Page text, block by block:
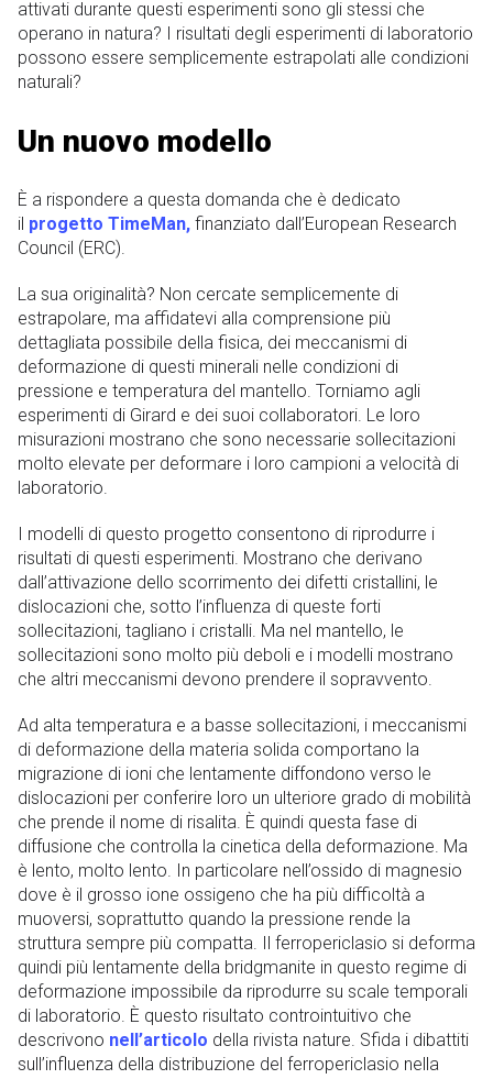
attivati ​​durante questi esperimenti sono gli stessi che
operano in natura? I risultati degli esperimenti di laboratorio
possono essere semplicemente estrapolati alle condizioni
naturali?
Un nuovo modello
È a rispondere a questa domanda che è dedicato
il progetto TimeMan, finanziato dall’European Research
Council (ERC).
La sua originalità? Non cercate semplicemente di
estrapolare, ma affidatevi alla comprensione più
dettagliata possibile della fisica, dei meccanismi di
deformazione di questi minerali nelle condizioni di
pressione e temperatura del mantello. Torniamo agli
esperimenti di Girard e dei suoi collaboratori. Le loro
misurazioni mostrano che sono necessarie sollecitazioni
molto elevate per deformare i loro campioni a velocità di
laboratorio.
I modelli di questo progetto consentono di riprodurre i
risultati di questi esperimenti. Mostrano che derivano
dall’attivazione dello scorrimento dei difetti cristallini, le
dislocazioni che, sotto l’influenza di queste forti
sollecitazioni, tagliano i cristalli. Ma nel mantello, le
sollecitazioni sono molto più deboli e i modelli mostrano
che altri meccanismi devono prendere il sopravvento.
Ad alta temperatura e a basse sollecitazioni, i meccanismi
di deformazione della materia solida comportano la
migrazione di ioni che lentamente diffondono verso le
dislocazioni per conferire loro un ulteriore grado di mobilità
che prende il nome di risalita. È quindi questa fase di
diffusione che controlla la cinetica della deformazione. Ma
è lento, molto lento. In particolare nell’ossido di magnesio
dove è il grosso ione ossigeno che ha più difficoltà a
muoversi, soprattutto quando la pressione rende la
struttura sempre più compatta. Il ferropericlasio si deforma
quindi più lentamente della bridgmanite in questo regime di
deformazione impossibile da riprodurre su scale temporali
di laboratorio. È questo risultato controintuitivo che
descrivono nell’articolo della rivista nature. Sfida i dibattiti
sull’influenza della distribuzione del ferropericlasio nella